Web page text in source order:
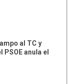
al TC y
anula el